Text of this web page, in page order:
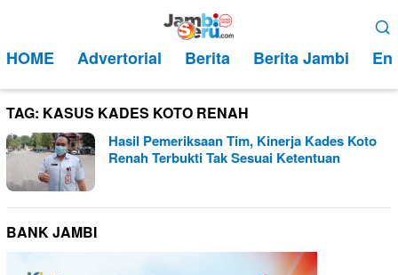
kontenMobile
HOME Advertorial Berita Berita Jambi
TAG: KASUS KADES KOTO RENAH
Hasil Pemeriksaan Tim, Kinerja Kades Koto
Renah Terbukti Tak Sesuai Ketentuan
BANK JAMBI